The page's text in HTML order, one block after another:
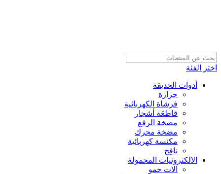
اختر الفئة
أدوات الحديقة
جزازة
فرشاة الكهربائية
قاطعَة أشجار
مضخة الرفع
مضخة محرك
مكنسة كهربائية
نافِخ
الالكترونيات المحمولة
آلات حمو